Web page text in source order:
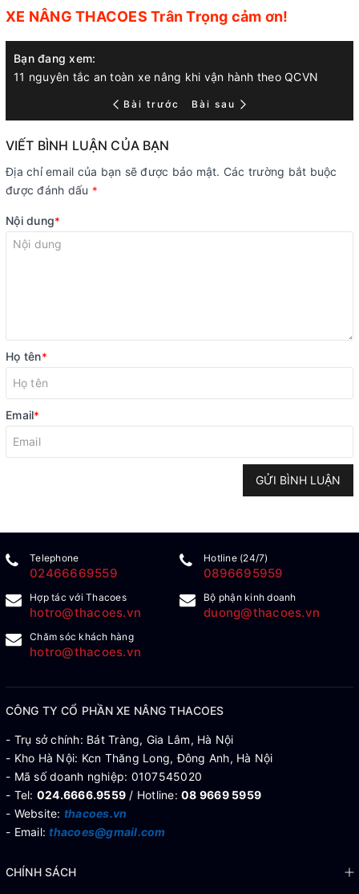
XE NÂNG THACOES Trân Trọng cảm ơn!
Bạn đang xem:
11 nguyên tắc an toàn xe nâng khi vận hành theo QCVN
Bài trước Bài sau
VIẾT BÌNH LUẬN CỦA BẠN
Địa chỉ email của bạn sẽ được bảo mật. Các trường bắt buộc
được đánh dấu *
Nội dung*
Họ tên*
Email*
GỬI BÌNH LUẬN
Telephone
02466669559
Hotline (24/7)
0896695959
Hợp tác với Thacoes
hotro@thacoes.vn
Bộ phận kinh doanh
duong@thacoes.vn
Chăm sóc khách hàng
hotro@thacoes.vn
CÔNG TY CỔ PHẦN XE NÂNG THACOES
- Trụ sở chính: Bát Tràng, Gia Lâm, Hà Nội
- Kho Hà Nội: Kcn Thăng Long, Đông Anh, Hà Nội
- Mã số doanh nghiệp: 0107545020
- Tel: 024.6666.9559 / Hotline: 08 9669 5959
- Website: thacoes.vn
- Email:thacoes@gmail.com
CHÍNH SÁCH